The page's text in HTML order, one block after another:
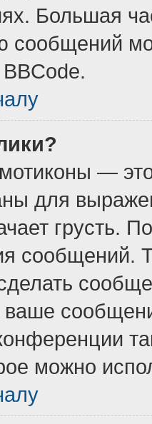
Большая
сообщений
—
для
грусть.
сообщений.
ваше
можно